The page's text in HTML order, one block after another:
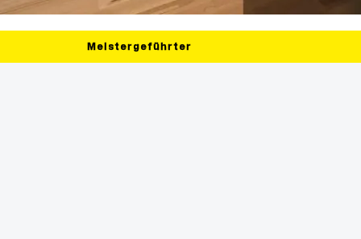
Meistergeführter